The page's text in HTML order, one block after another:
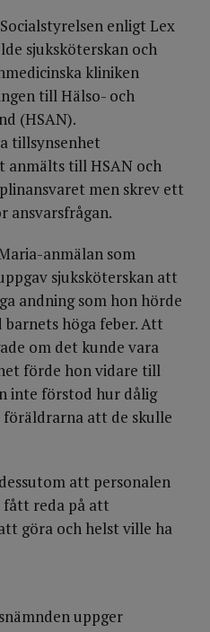
enligt Lex
sjuksköterskan och
kliniken
till Hälso- och
(HSAN).
tillsynsenhet
anmälts till HSAN och
men skrev ett
ansvarsfrågan.
anmälan som
sjuksköterskan att
andning som hon hörde
höga feber. Att
om det kunde vara
förde hon vidare till
inte förstod hur dålig
att de skulle
att personalen
reda på att
göra och helst ville ha
uppger